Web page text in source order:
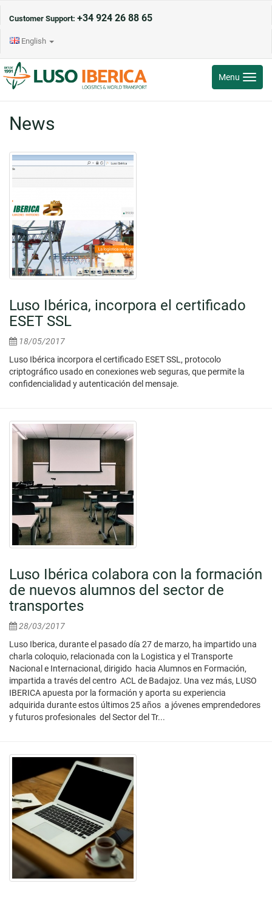
Customer Support: +34 924 26 88 65
English
Toggle
Menu
News
Luso Ibérica, incorpora el certificado
ESET SSL
18/05/2017
Luso Ibérica incorpora el certificado ESET SSL, protocolo
criptográfico usado en conexiones web seguras, que permite la
confidencialidad y autenticación del mensaje.
Luso Ibérica colabora con la formación
de nuevos alumnos del sector de
transportes
28/03/2017
Luso Iberica, durante el pasado día 27 de marzo, ha impartido una
charla coloquio, relacionada con la Logistica y el Transporte
Nacional e Internacional, dirigido hacia Alumnos en Formación,
impartida a través del centro ACL de Badajoz. Una vez más, LUSO
IBERICA apuesta por la formación y aporta su experiencia
adquirida durante estos últimos 25 años a jóvenes emprendedores
y futuros profesionales del Sector del Tr...